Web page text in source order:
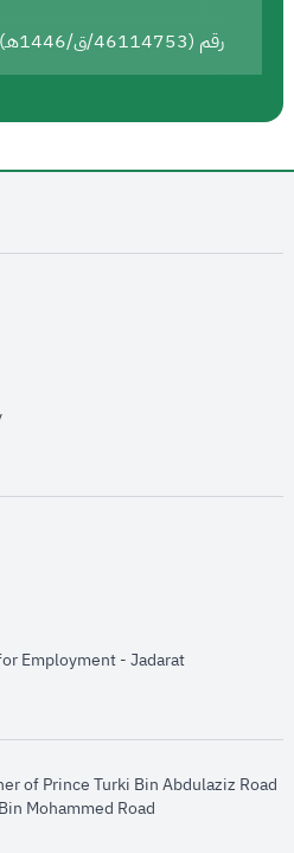
رقم (46114753/ق/1446هـ) وتاريخ (24/06/1446هـ)
opens in new window
window
Employment - Jadaratopens in new
of Prince Turki Bin Abdulaziz Road
Mohammed Road​